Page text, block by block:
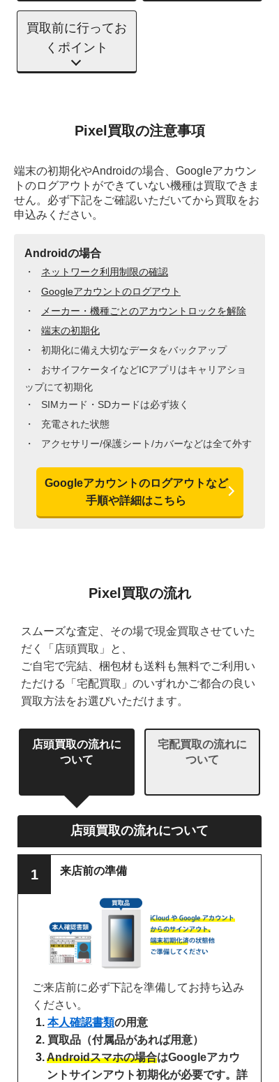
買取前に行ってお
くポイント
Pixel買取の注意事項
端末の初期化やAndroidの場合、Googleアカウン
トのログアウトができていない機種は買取できま
せん。必ず下記をご確認いただいてから買取をお
申込みください。
Androidの場合
ネットワーク利用制限の確認
Googleアカウントのログアウト
メーカー・機種ごとのアカウントロックを解除
端末の初期化
初期化に備え大切なデータをバックアップ
おサイフケータイなどICアプリはキャリアショ
ップにて初期化
SIMカード・SDカードは必ず抜く
充電された状態
アクセサリー/保護シート/カバーなどは全て外す
Googleアカウントのログアウトなど
手順や詳細はこちら
Pixel買取の流れ
スムーズな査定、その場で現金買取させていた
だく「店頭買取」と、
ご自宅で完結、梱包材も送料も無料でご利用い
ただける「宅配買取」のいずれかご都合の良い
買取方法をお選びいただけます。
店頭買取の流れに
ついて
宅配買取の流れに
ついて
店頭買取の流れについて
来店前の準備
ご来店前に必ず下記を準備してお持ち込み
ください。
本人確認書類の用意
買取品（付属品があれば用意）
Androidスマホの場合はGoogleアカウ
ントサインアウト初期化が必要です。詳